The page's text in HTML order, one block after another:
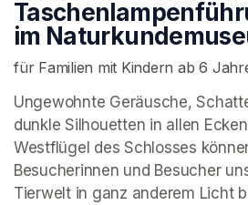
im
für Familien mit Kindern ab 6
Ungewohnte Geräusche,
dunkle Silhouetten in allen
Westflügel des Schlosses
Besucherinnen und Besucher
Tierwelt in ganz anderem Licht